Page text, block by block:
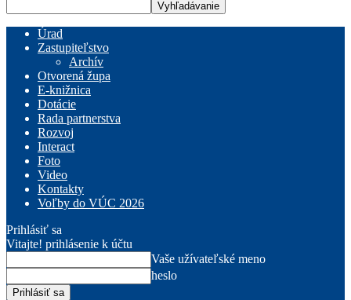
Úrad
Zastupiteľstvo
Archív
Otvorená župa
E-knižnica
Dotácie
Rada partnerstva
Rozvoj
Interact
Foto
Video
Kontakty
Voľby do VÚC 2026
Prihlásiť sa
Vitajte! prihlásenie k účtu
Vaše užívateľské meno
heslo